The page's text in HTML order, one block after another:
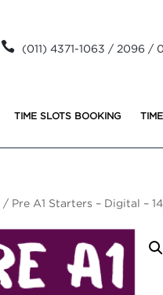
 (011) 4371-1063 / 2096 /
TIME SLOTS BOOKING
/ Pre A1 Starters – Digital –